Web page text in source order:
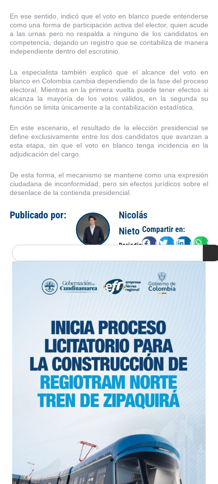
En ese sentido, indicó que el voto en blanco puede entenderse
como una forma de participación activa del elector, quien acude
a las urnas pero no respalda a ninguno de los candidatos en
competencia, dejando un registro que se contabiliza de manera
independiente dentro del escrutinio.
La especialista también explicó que el alcance del voto en
blanco en Colombia cambia dependiendo de la fase del proceso
electoral. Mientras en la primera vuelta puede tener efectos si
alcanza la mayoría de los votos válidos, en la segunda su
función se limita únicamente a la contabilización estadística.
En este escenario, el resultado de la elección presidencial se
define exclusivamente entre los dos candidatos que avanzan a
esta etapa, sin que el voto en blanco tenga incidencia en la
adjudicación del cargo.
De esta forma, el mecanismo se mantiene como una expresión
ciudadana de inconformidad, pero sin efectos jurídicos sobre el
desenlace de la contienda presidencial.
Publicado por:
Nicolás
Nieto
Periodista
Compartir en:
FacebookTwitterLinkedIn
Search